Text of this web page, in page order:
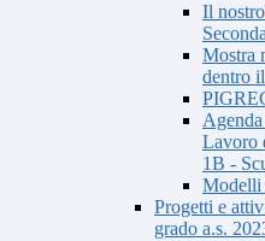
Il
Mostra
dentro
Lavoro
1B -
Modelli
Progetti e
grado a.s.